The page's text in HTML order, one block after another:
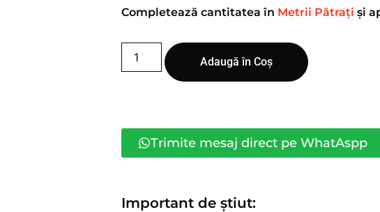
Completează cantitatea în Metrii Pătrați și
Adaugă în Coș
Trimite mesaj direct pe WhatAspp
Important de știut: